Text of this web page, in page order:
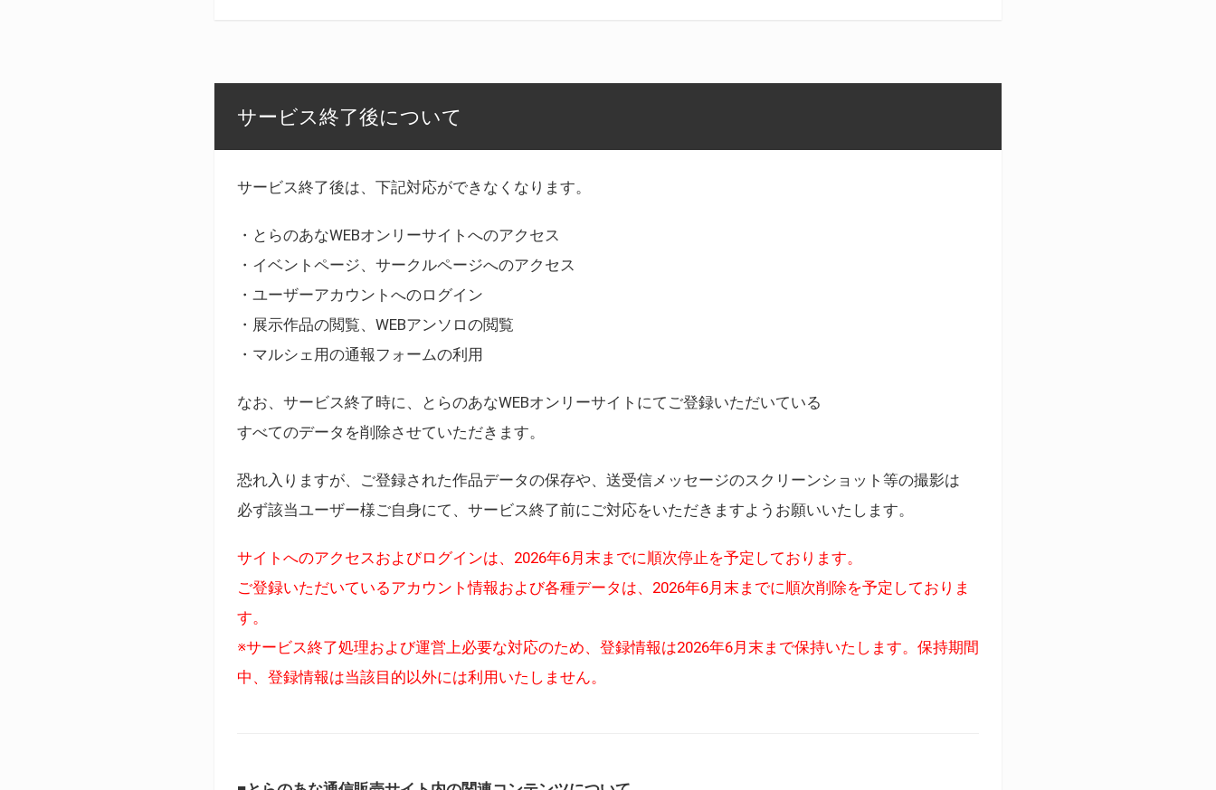
サービス終了後について
サービス終了後は、下記対応ができなくなります。
・とらのあなWEBオンリーサイトへのアクセス
・イベントページ、サークルページへのアクセス
・ユーザーアカウントへのログイン
・展示作品の閲覧、WEBアンソロの閲覧
・マルシェ用の通報フォームの利用
なお、サービス終了時に、とらのあなWEBオンリーサイトにてご登録いただいている
すべてのデータを削除させていただきます。
恐れ入りますが、ご登録された作品データの保存や、送受信メッセージのスクリーンショット等の撮影は
必ず該当ユーザー様ご自身にて、サービス終了前にご対応をいただきますようお願いいたします。
サイトへのアクセスおよびログインは、2026年6月末までに順次停止を予定しております。
ご登録いただいているアカウント情報および各種データは、2026年6月末までに順次削除を予定しておりま
す。
※サービス終了処理および運営上必要な対応のため、登録情報は2026年6月末まで保持いたします。保持期間
中、登録情報は当該目的以外には利用いたしません。